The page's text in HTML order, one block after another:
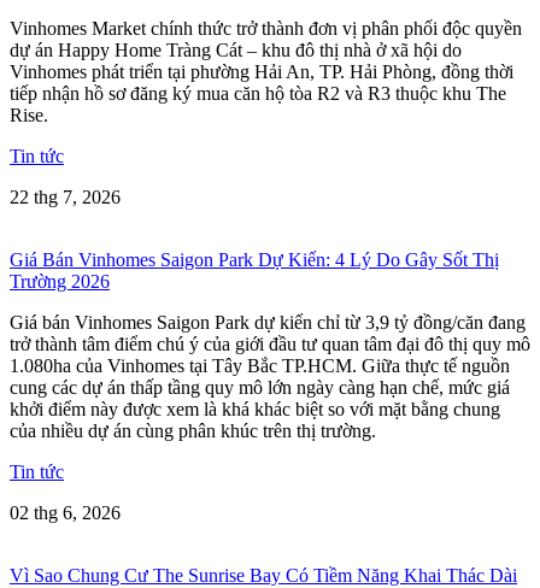
Vinhomes Market chính thức trở thành đơn vị phân phối độc quyền
dự án Happy Home Tràng Cát – khu đô thị nhà ở xã hội do
Vinhomes phát triển tại phường Hải An, TP. Hải Phòng, đồng thời
tiếp nhận hồ sơ đăng ký mua căn hộ tòa R2 và R3 thuộc khu The
Rise.
Tin tức
22 thg 7, 2026
Giá Bán Vinhomes Saigon Park Dự Kiến: 4 Lý Do Gây Sốt Thị
Trường 2026
Giá bán Vinhomes Saigon Park dự kiến chỉ từ 3,9 tỷ đồng/căn đang
trở thành tâm điểm chú ý của giới đầu tư quan tâm đại đô thị quy mô
1.080ha của Vinhomes tại Tây Bắc TP.HCM. Giữa thực tế nguồn
cung các dự án thấp tầng quy mô lớn ngày càng hạn chế, mức giá
khởi điểm này được xem là khá khác biệt so với mặt bằng chung
của nhiều dự án cùng phân khúc trên thị trường.
Tin tức
02 thg 6, 2026
Vì Sao Chung Cư The Sunrise Bay Có Tiềm Năng Khai Thác Dài